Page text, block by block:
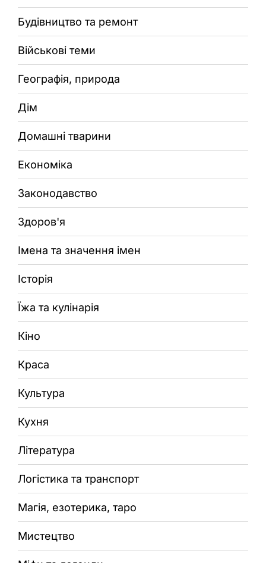
Будівництво та ремонт
Військові теми
Географія, природа
Дім
Домашні тварини
Економіка
Законодавство
Здоров'я
Імена та значення імен
Історія
Їжа та кулінарія
Кіно
Краса
Культура
Кухня
Література
Логістика та транспорт
Магія, езотерика, таро
Мистецтво